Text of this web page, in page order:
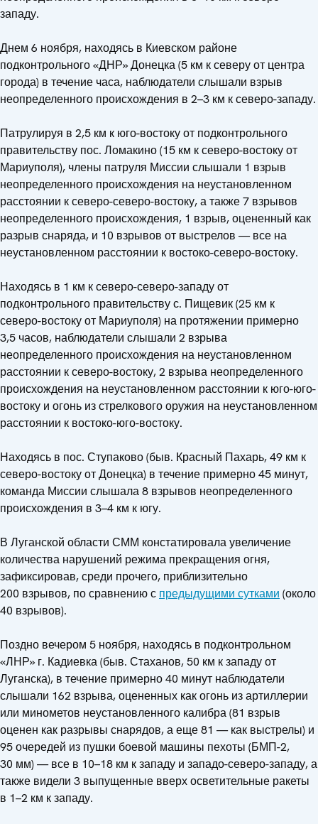
западу.
Днем 6 ноября, находясь в Киевском районе
подконтрольного «ДНР» Донецка (5 км к северу от центра
города) в течение часа, наблюдатели слышали взрыв
неопределенного происхождения в 2–3 км к северо-западу.
Патрулируя в 2,5 км к юго-востоку от подконтрольного
правительству пос. Ломакино (15 км к северо-востоку от
Мариуполя), члены патруля Миссии слышали 1 взрыв
неопределенного происхождения на неустановленном
расстоянии к северо-северо-востоку, а также 7 взрывов
неопределенного происхождения, 1 взрыв, оцененный как
разрыв снаряда, и 10 взрывов от выстрелов — все на
неустановленном расстоянии к востоко-северо-востоку.
Находясь в 1 км к северо-северо-западу от
подконтрольного правительству с. Пищевик (25 км к
северо-востоку от Мариуполя) на протяжении примерно
3,5 часов, наблюдатели слышали 2 взрыва
неопределенного происхождения на неустановленном
расстоянии к северо-востоку, 2 взрыва неопределенного
происхождения на неустановленном расстоянии к юго-юго-
востоку и огонь из стрелкового оружия на неустановленном
расстоянии к востоко-юго-востоку.
Находясь в пос. Ступаково (быв. Красный Пахарь, 49 км к
северо-востоку от Донецка) в течение примерно 45 минут,
команда Миссии слышала 8 взрывов неопределенного
происхождения в 3–4 км к югу.
В Луганской области СММ констатировала увеличение
количества нарушений режима прекращения огня,
зафиксировав, среди прочего, приблизительно
200 взрывов, по сравнению с предыдущими сутками (около
40 взрывов).
Поздно вечером 5 ноября, находясь в подконтрольном
«ЛНР» г. Кадиевка (быв. Стаханов, 50 км к западу от
Луганска), в течение примерно 40 минут наблюдатели
слышали 162 взрыва, оцененных как огонь из артиллерии
или минометов неустановленного калибра (81 взрыв
оценен как разрывы снарядов, а еще 81 — как выстрелы) и
95 очередей из пушки боевой машины пехоты (БМП-2,
30 мм) — все в 10–18 км к западу и западо-северо-западу, а
также видели 3 выпущенные вверх осветительные ракеты
в 1–2 км к западу.